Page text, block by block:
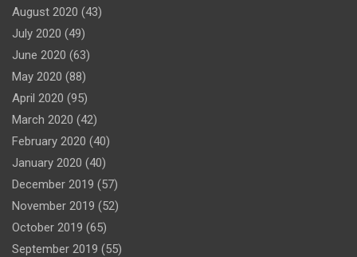
August 2020 (43)
July 2020 (49)
June 2020 (63)
May 2020 (88)
April 2020 (95)
March 2020 (42)
February 2020 (40)
January 2020 (40)
December 2019 (57)
November 2019 (52)
October 2019 (65)
September 2019 (55)